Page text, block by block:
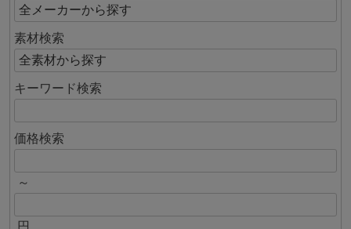
素材検索
キーワード検索
価格検索
～
円